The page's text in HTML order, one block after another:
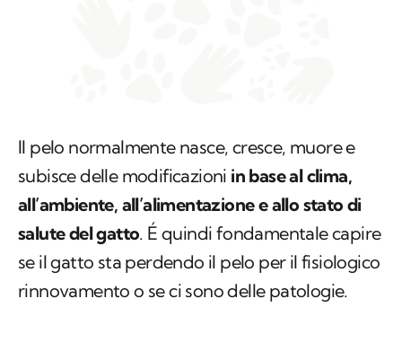
salute del gatto. É quindi fondamentale capire
se il gatto sta perdendo il pelo per il fisiologico
rinnovamento o se ci sono delle patologie.
Quando inizia la muta del